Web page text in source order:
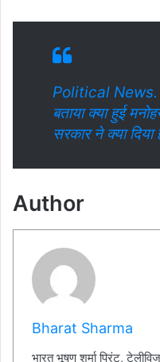
Political News.
बताया क्या हुई
सरकार ने क्या दिया
Author
Bharat Sharma
भारत भूषण शर्मा प्रिंट,